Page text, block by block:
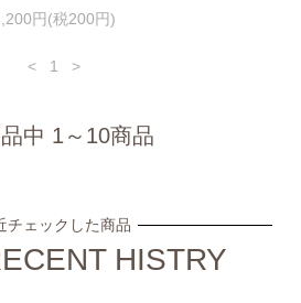
円(税200円)
< 1 >
中 1～10商品
チェックした商品
HISTRY